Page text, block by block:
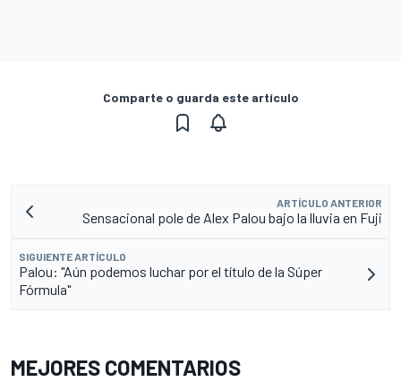
Comparte o guarda este artículo
ARTÍCULO ANTERIOR
Sensacional pole de Alex Palou bajo la lluvia en Fuji
SIGUIENTE ARTÍCULO
Palou: "Aún podemos luchar por el título de la Súper
Fórmula"
MEJORES COMENTARIOS